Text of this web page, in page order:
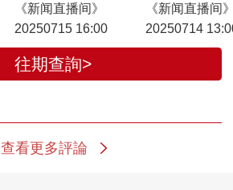
《新闻直播间》
20250715 16:00
《新闻直播间
20250714
往期查詢>
查看更多評論